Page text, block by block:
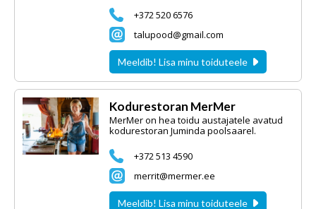
+372 520 6576
talupood@gmail.com
Meeldib! Lisa minu toiduteele
Kodurestoran MerMer
MerMer on hea toidu austajatele avatud
kodurestoran Juminda poolsaarel.
+372 513 4590
merrit@mermer.ee
Meeldib! Lisa minu toiduteele